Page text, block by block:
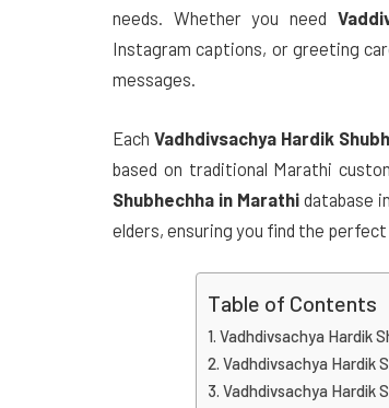
needs. Whether you need
Instagram captions, or greeting
messages.
EachVadhdivsachya Hardik
based on traditional Marathi
Shubhechha in Marathi database
elders, ensuring you find the
Table of Contents
Vadhdivsachya Hardik
Vadhdivsachya Hardik
Vadhdivsachya Hardik